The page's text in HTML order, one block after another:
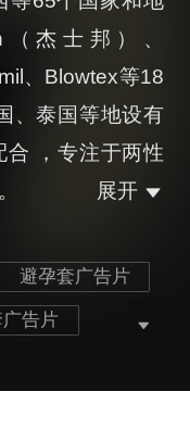
（杰士邦）、
、Blowtex等18
、泰国等地设有
合 ，专注于两性
展开
避孕套广告片
告片